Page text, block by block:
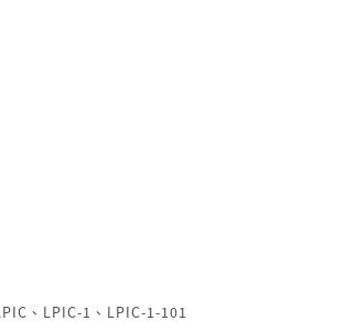
、 LPIC-1 、 LPIC-1-101